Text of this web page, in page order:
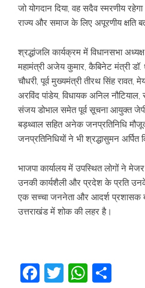
जो योगदान दिया, वह सदैव स्मरणीय
राज्य और समाज के लिए अपूरणीय क्षति
श्रद्धांजलि कार्यक्रम में विधानसभा
महामंत्री अजेय कुमार, कैबिनेट मंत्री
चौधरी, पूर्व मुख्यमंत्री तीरथ सिंह रावत,
अरविंद पांडेय, विधायक अनिल
संजय डोभाल समेत पूर्व सूचना आयुक्त जेपी
बड़थ्वाल सहित अनेक जनप्रतिनिधि
जनप्रतिनिधियों ने भी श्रद्धासुमन अर्पित
भाजपा कार्यालय में उपस्थित लोगों ने
उनकी कार्यशैली और प्रदेश के प्रति
एक सच्चा जननेता और आदर्श प्रशासक
उत्तराखंड में शोक की लहर है।
Facebook
Twitter